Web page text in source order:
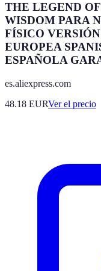
THE LEGEND
WISDOM PARA
FÍSICO
EUROPEA
ESPAÑOLA
es.aliexpress.com
48.18 EURVer el precio